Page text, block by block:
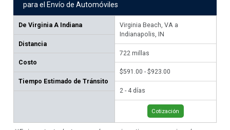
para el Envío de Automóviles
DeVirginia A Indiana
Distancia
Costo
Tiempo Estimado de Tránsito
Virginia Beach, VA a
Indianapolis, IN
722 millas
$591.00 - $923.00
2 - 4 días
Cotización